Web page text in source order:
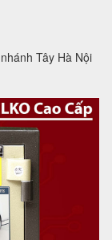
Tây Hà Nội